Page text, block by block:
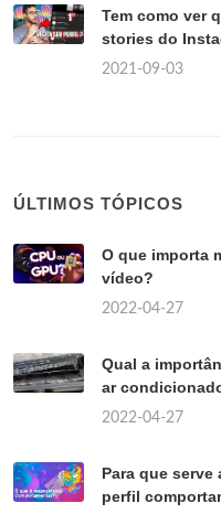
Tem como ver
stories do
2021-09-03
ÚLTIMOS TÓPICOS
O que importa
vídeo?
2022-04-27
Qual a
ar
2022-04-27
Para que serve
perfil